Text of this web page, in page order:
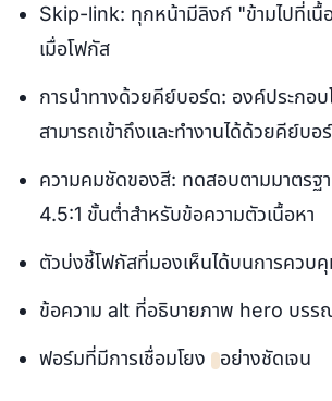
Skip-link: ทุกหน้ามีลิงก์ "ข้ามไปที่เนื้
เมื่อโฟกัส
การนำทางด้วยคีย์บอร์ด: องค์ประกอ
สามารถเข้าถึงและทำงานได้ด้วยคีย์บอ
ความคมชัดของสี: ทดสอบตามมาตรฐ
4.5:1 ขั้นต่ำสำหรับข้อความตัวเนื้อหา
ตัวบ่งชี้โฟกัสที่มองเห็นได้บนการควบ
ข้อความ alt ที่อธิบายภาพ hero บรร
ฟอร์มที่มีการเชื่อมโยง อย่างชัดเจน